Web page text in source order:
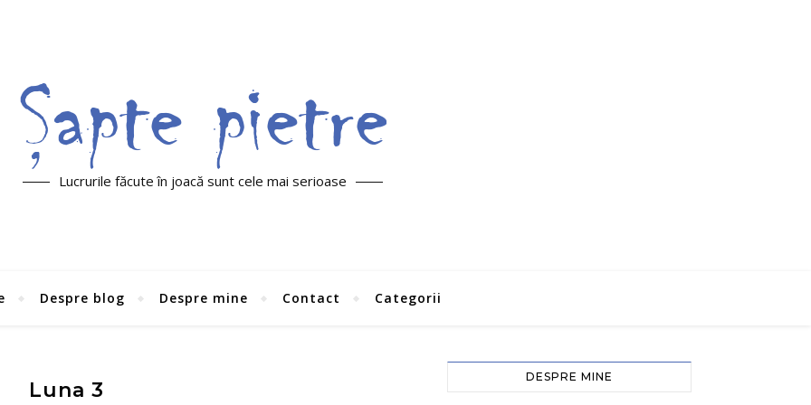
Lucrurile făcute în joacă sunt cele mai serioase
Despre blog Despre mine Contact Categorii
Luna 3
DESPRE MINE